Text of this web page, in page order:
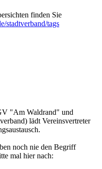
finden Sie
stadtverband/tags
"Am Waldrand" und
lädt Vereinsvertreter
noch nie den Begriff
mal hier nach: